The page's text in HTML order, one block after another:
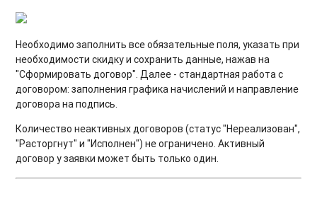
Необходимо заполнить все обязательные поля, указать при
необходимости скидку и сохранить данные, нажав на
"Сформировать договор". Далее - стандартная работа с
договором: заполнения графика начислений и направление
договора на подпись.
Количество неактивных договоров (статус "Нереализован",
"Расторгнут" и "Исполнен") не ограничено. Активный
договор у заявки может быть только один.